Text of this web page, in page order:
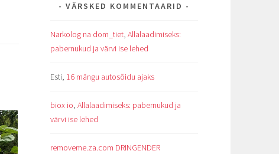
VÄRSKED KOMMENTAARID
Narkolog na dom_tiet, Allalaadimiseks:
pabernukud ja värvi ise lehed
Esti, 16 mängu autosõidu ajaks
biox io, Allalaadimiseks: pabernukud ja
värvi ise lehed
removeme.za.com DRINGENDER